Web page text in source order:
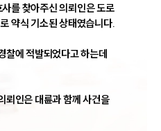
를 찾아주신 의뢰인은 도로
약식 기소된 상태였습니다.
찰에 적발되었다고 하는데
뢰인은 대륜과 함께 사건을